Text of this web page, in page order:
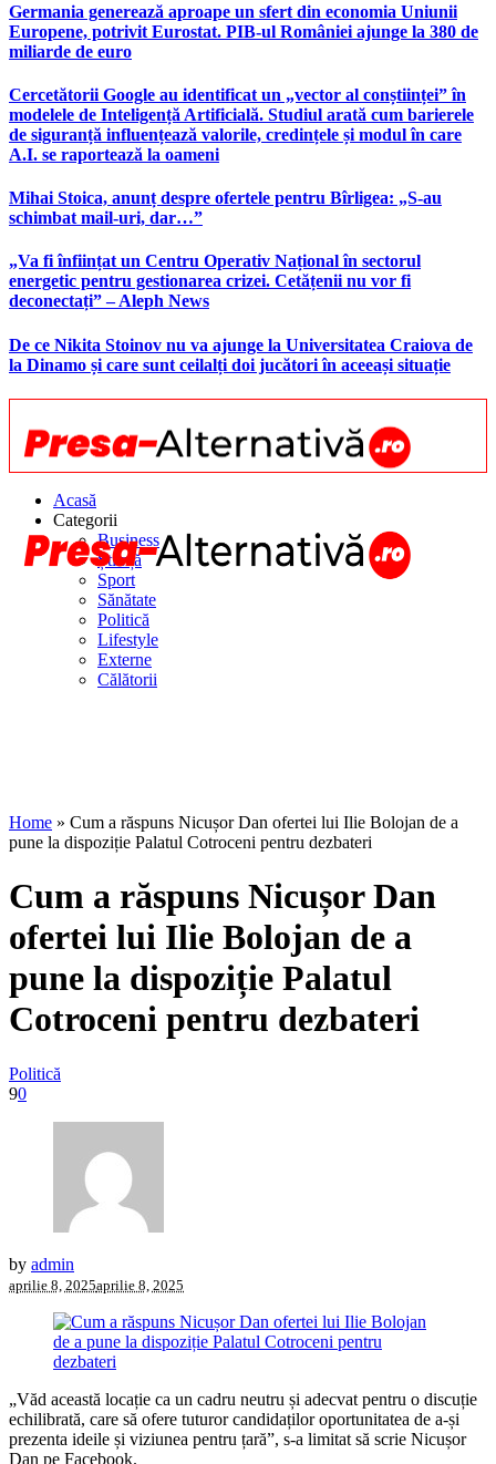
Germania generează aproape un sfert din economia Uniunii
Europene, potrivit Eurostat. PIB-ul României ajunge la 380 de
miliarde de euro
Cercetătorii Google au identificat un „vector al conștiinței” în
modelele de Inteligență Artificială. Studiul arată cum barierele
de siguranță influențează valorile, credințele și modul în care
A.I. se raportează la oameni
Mihai Stoica, anunț despre ofertele pentru Bîrligea: „S-au
schimbat mail-uri, dar…”
„Va fi înființat un Centru Operativ Național în sectorul
energetic pentru gestionarea crizei. Cetățenii nu vor fi
deconectați” – Aleph News
De ce Nikita Stoinov nu va ajunge la Universitatea Craiova de
la Dinamo și care sunt ceilalți doi jucători în aceeași situație
Acasă
Categorii
Business
Știință
Sport
Sănătate
Politică
Lifestyle
Externe
Călătorii
Home » Cum a răspuns Nicușor Dan ofertei lui Ilie Bolojan de a
pune la dispoziție Palatul Cotroceni pentru dezbateri
Cum a răspuns Nicușor Dan
ofertei lui Ilie Bolojan de a
pune la dispoziție Palatul
Cotroceni pentru dezbateri
Politică
90
by admin
aprilie 8, 2025aprilie 8, 2025
„Văd această locație ca un cadru neutru și adecvat pentru o discuție
echilibrată, care să ofere tuturor candidaților oportunitatea de a-și
prezenta ideile și viziunea pentru țară”, s-a limitat să scrie Nicușor
Dan pe Facebook.